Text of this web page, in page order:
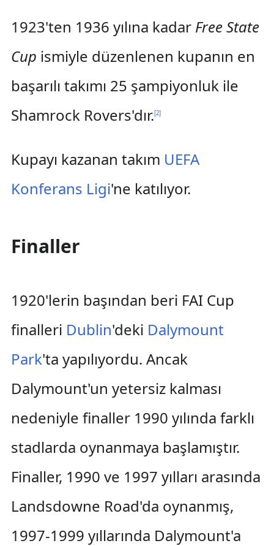
1923'ten 1936 yılına kadar Free State
Cup ismiyle düzenlenen kupanın en
başarılı takımı 25 şampiyonluk ile
Shamrock Rovers'dır.[2]
Kupayı kazanan takım UEFA
Konferans Ligi'ne katılıyor.
Finaller
1920'lerin başından beri FAI Cup
finalleri Dublin'deki Dalymount
Park'ta yapılıyordu. Ancak
Dalymount'un yetersiz kalması
nedeniyle finaller 1990 yılında farklı
stadlarda oynanmaya başlamıştır.
Finaller, 1990 ve 1997 yılları arasında
Landsdowne Road'da oynanmış,
1997-1999 yıllarında Dalymount'a